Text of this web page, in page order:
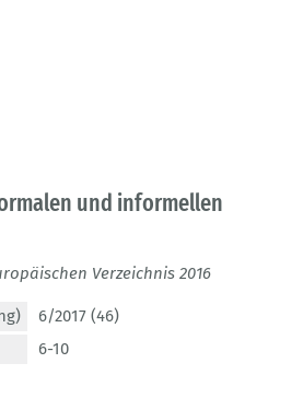
und informellen
Verzeichnis 2016
6/2017 (46)
6-10